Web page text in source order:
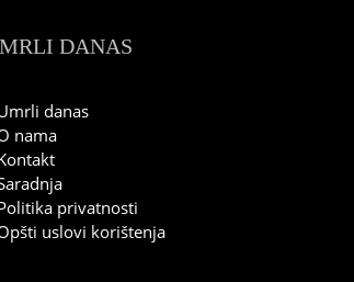
DANAS
danas
nama
privatnosti
uslovi korištenja